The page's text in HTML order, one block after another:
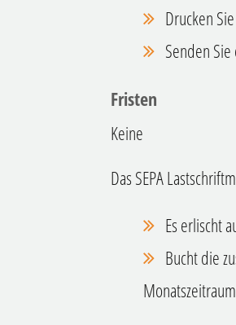
Drucken
Senden
Fristen
Keine
Das SEPA
Es erlischt
Bucht die